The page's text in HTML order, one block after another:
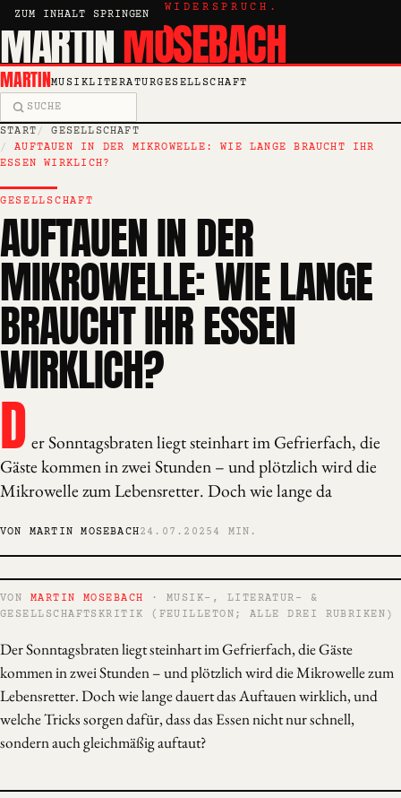
ZUM INHALT SPRINGEN
KRITIK, ESSAY, WIDERSPRUCH.
MARTINMOSEBACH
MARTINMUSIKLITERATURGESELLSCHAFT
Suche
START
GESELLSCHAFT
AUFTAUEN IN DER MIKROWELLE: WIE LANGE BRAUCHT IHR
ESSEN WIRKLICH?
GESELLSCHAFT
AUFTAUEN IN DER
MIKROWELLE: WIE LANGE
BRAUCHT IHR ESSEN
WIRKLICH?
D er Sonntagsbraten liegt steinhart im Gefrierfach, die
Gäste kommen in zwei Stunden – und plötzlich wird die
Mikrowelle zum Lebensretter. Doch wie lange da
VON MARTIN MOSEBACH24.07.2025 4 MIN.
VON MARTIN MOSEBACH
· MUSIK-, LITERATUR- &
GESELLSCHAFTSKRITIK (FEUILLETON; ALLE DREI RUBRIKEN)
Der Sonntagsbraten liegt steinhart im Gefrierfach, die Gäste
kommen in zwei Stunden – und plötzlich wird die Mikrowelle zum
Lebensretter. Doch wie lange dauert das Auftauen wirklich, und
welche Tricks sorgen dafür, dass das Essen nicht nur schnell,
sondern auch gleichmäßig auftaut?